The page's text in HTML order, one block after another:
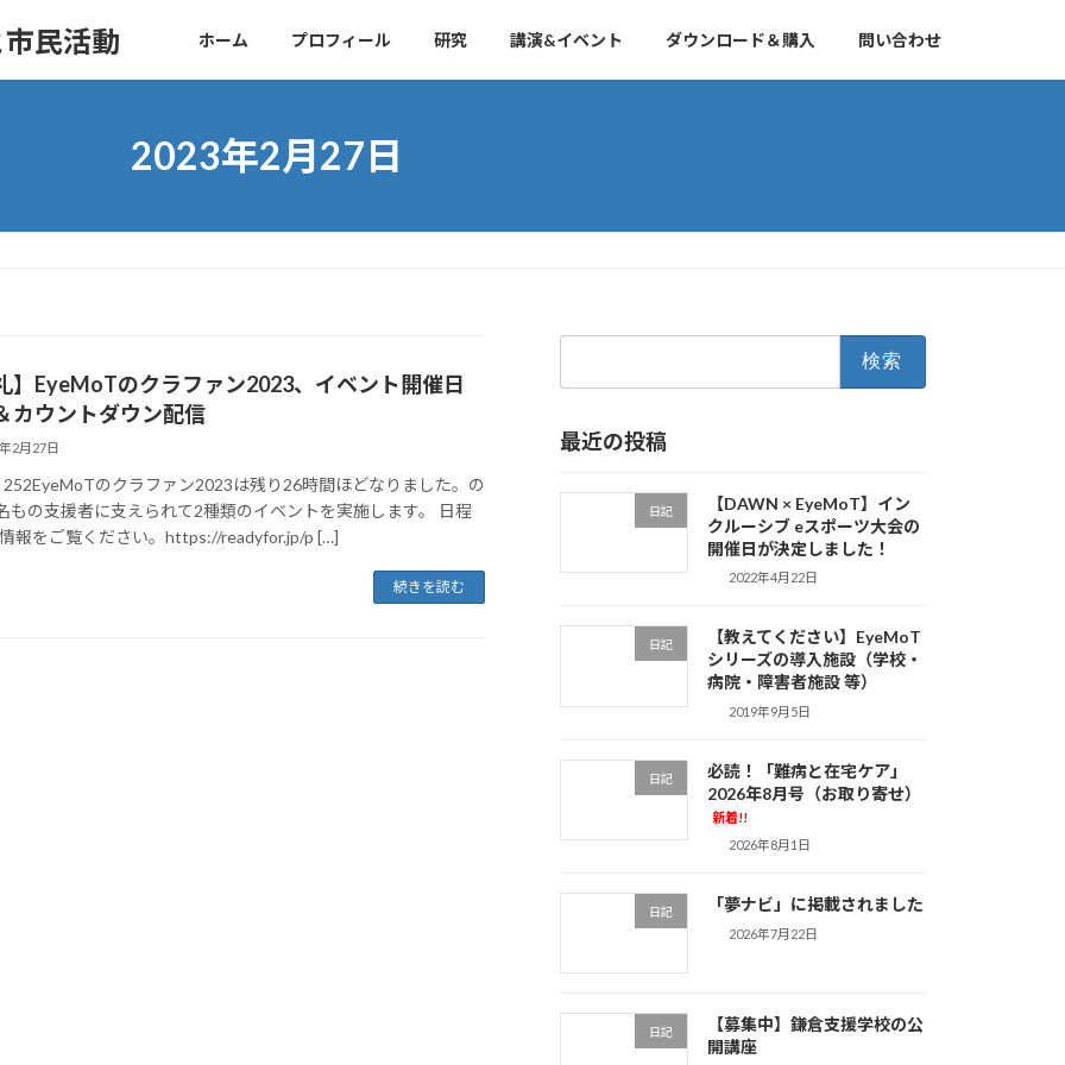
民活動 ホーム プロフィール 研究 講演&イベント ダウンロード＆購入 問い合わせ
2023年2月27日
】EyeMoTのクラファン2023、イベント開催日
カウントダウン配信
2月27日
のクラファン2023は残り26時間ほどなりました。の
もの支援者に支えられて2種類のイベントを実施します。 日程
報をご覧ください。https://readyfor.jp/p […]
続きを読む
最近の投稿
日記
【DAWN × EyeMoT】イン
クルーシブ eスポーツ大会の
開催日が決定しました！
2022年4月22日
日記
【教えてください】EyeMoT
シリーズの導入施設（学校・
病院・障害者施設 等）
2019年9月5日
日記
必読！「難病と在宅ケア」
2026年8月号（お取り寄せ）
新着!!
2026年8月1日
日記 「夢ナビ」に掲載されました
2026年7月22日
日記
【募集中】鎌倉支援学校の公
開講座